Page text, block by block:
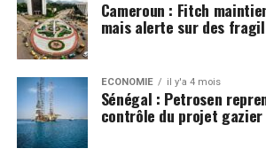
Cameroun : Fitch
mais alerte sur des
ECONOMIE il y'a 4 mois
Sénégal : Petrosen
contrôle du projet gazier